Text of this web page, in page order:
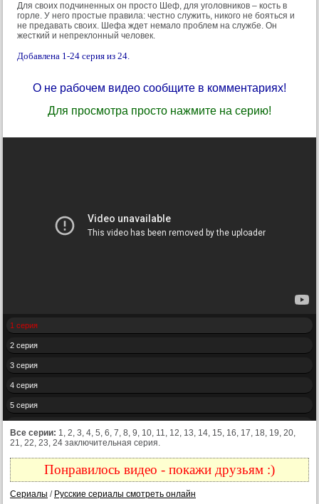
Для своих подчиненных он просто Шеф, для уголовников – кость в
горле. У него простые правила: честно служить, никого не бояться и
не предавать своих. Шефа ждет немало проблем на службе. Он
жесткий и непреклонный человек.
Добавлена 1-24 серия из 24.
О не рабочем видео сообщите в комментариях!
Для просмотра просто нажмите на серию!
1 серия
2 серия
3 серия
4 серия
5 серия
7 серия
8 серия
9 серия
Все серии: 1, 2, 3, 4, 5, 6, 7, 8, 9, 10, 11, 12, 13, 14, 15, 16, 17, 18, 19, 20,
21, 22, 23, 24 заключительная серия.
Понравилось видео - покажи друзьям :)
Сериалы / Русские сериалы смотреть онлайн